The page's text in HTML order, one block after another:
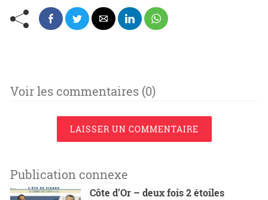
Voir les commentaires (0)
LAISSER UN COMMENTAIRE
Publication connexe
Côte d’Or – deux fois 2 étoiles